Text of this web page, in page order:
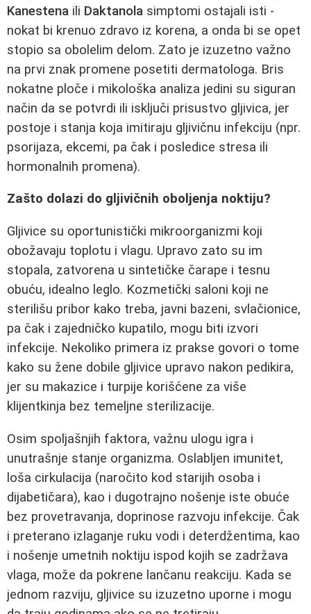
Kanestena ili Daktanola simptomi ostajali isti -
nokat bi krenuo zdravo iz korena, a onda bi se opet
stopio sa obolelim delom. Zato je izuzetno važno
na prvi znak promene posetiti dermatologa. Bris
nokatne ploče i mikološka analiza jedini su siguran
način da se potvrdi ili isključi prisustvo gljivica, jer
postoje i stanja koja imitiraju gljivičnu infekciju (npr.
psorijaza, ekcemi, pa čak i posledice stresa ili
hormonalnih promena).
Zašto dolazi do gljivičnih oboljenja noktiju?
Gljivice su oportunistički mikroorganizmi koji
obožavaju toplotu i vlagu. Upravo zato su im
stopala, zatvorena u sintetičke čarape i tesnu
obuću, idealno leglo. Kozmetički saloni koji ne
sterilišu pribor kako treba, javni bazeni, svlačionice,
pa čak i zajedničko kupatilo, mogu biti izvori
infekcije. Nekoliko primera iz prakse govori o tome
kako su žene dobile gljivice upravo nakon pedikira,
jer su makazice i turpije korišćene za više
klijentkinja bez temeljne sterilizacije.
Osim spoljašnjih faktora, važnu ulogu igra i
unutrašnje stanje organizma. Oslabljen imunitet,
loša cirkulacija (naročito kod starijih osoba i
dijabetičara), kao i dugotrajno nošenje iste obuće
bez provetravanja, doprinose razvoju infekcije. Čak
i preterano izlaganje ruku vodi i deterdžentima, kao
i nošenje umetnih noktiju ispod kojih se zadržava
vlaga, može da pokrene lančanu reakciju. Kada se
jednom razviju, gljivice su izuzetno uporne i mogu